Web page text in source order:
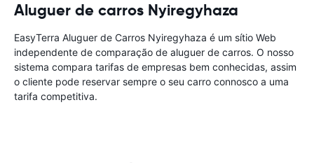
Aluguer de carros Nyiregyhaza
EasyTerra Aluguer de Carros Nyiregyhaza é um sítio Web
independente de comparação de aluguer de carros. O nosso
sistema compara tarifas de empresas bem conhecidas, assim
o cliente pode reservar sempre o seu carro connosco a uma
tarifa competitiva.